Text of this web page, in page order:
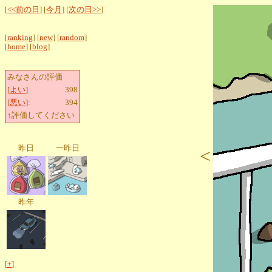
[<<前の日 ] [今月 ] [次の日>>]
[ranking] [new] [random]
[home] [blog]
みなさんの評価
[よい]:
398
[悪い]:
394
↑評価してください
昨日 一昨日
昨年
[+]
<